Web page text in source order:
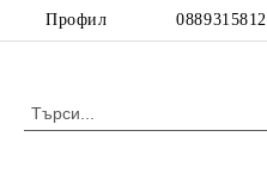
Профил 0889315812